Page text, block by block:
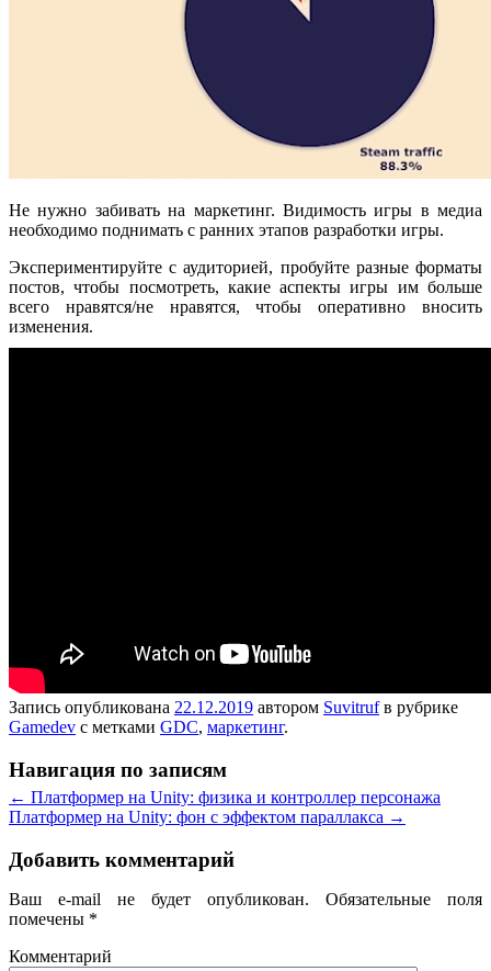
Не нужно забивать на маркетинг. Видимость игры в медиа
необходимо поднимать с ранних этапов разработки игры.
Экспериментируйте с аудиторией, пробуйте разные форматы
постов, чтобы посмотреть, какие аспекты игры им больше
всего нравятся/не нравятся, чтобы оперативно вносить
изменения.
Запись опубликована 22.12.2019 автором Suvitrufв рубрике
Gamedev с метками GDC, маркетинг.
Навигация по записям
← Платформер на Unity: физика и контроллер персонажа
Платформер на Unity: фон с эффектом параллакса →
Добавить комментарий
Ваш e-mail не будет опубликован. Обязательные поля
помечены *
Комментарий